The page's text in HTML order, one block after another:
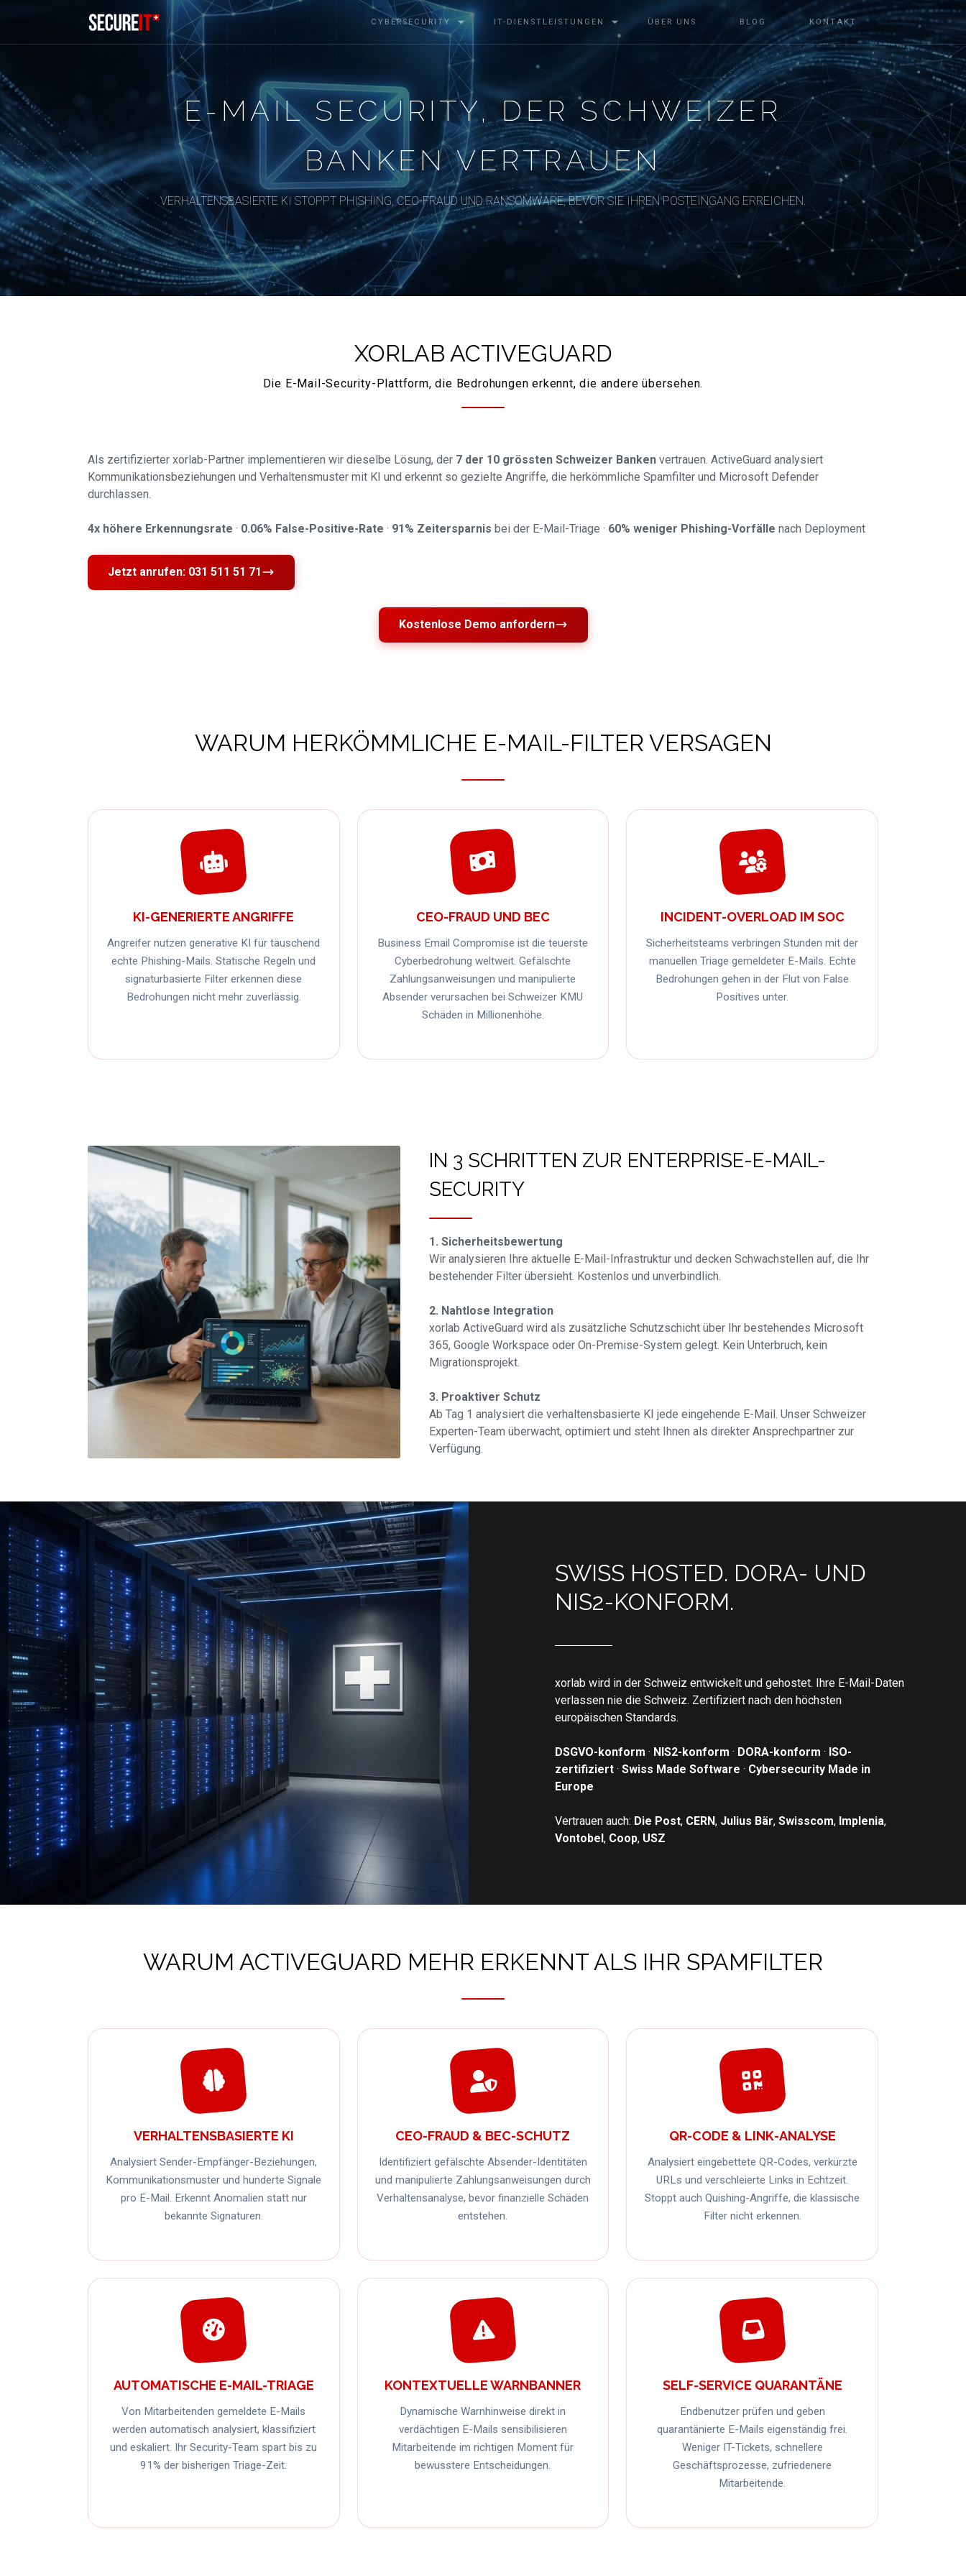
CYBERSECURITY IT-DIENSTLEISTUNGEN ÜBER UNS BLOG KONTAKT
E-MAIL SECURITY, DER SCHWEIZER
BANKEN VERTRAUEN
VERHALTENSBASIERTE KI STOPPT PHISHING, CEO-FRAUD UND RANSOMWARE, BEVOR SIE IHREN POSTEINGANG ERREICHEN.
XORLAB ACTIVEGUARD
Die E-Mail-Security-Plattform, die Bedrohungen erkennt, die andere übersehen.
Als zertifizierter xorlab-Partner implementieren wir dieselbe Lösung, der 7 der 10 grössten Schweizer Banken vertrauen. ActiveGuard analysiert
Kommunikationsbeziehungen und Verhaltensmuster mit KI und erkennt so gezielte Angriffe, die herkömmliche Spamfilter und Microsoft Defender
durchlassen.
4x höhere Erkennungsrate · 0.06% False-Positive-Rate · 91% Zeitersparnis bei der E-Mail-Triage · 60% weniger Phishing-Vorfälle nach Deployment
Jetzt anrufen: 031 511 51 71
Kostenlose Demo anfordern
WARUM HERKÖMMLICHE E-MAIL-FILTER VERSAGEN
KI-GENERIERTE ANGRIFFE
Angreifer nutzen generative KI für täuschend
echte Phishing-Mails. Statische Regeln und
signaturbasierte Filter erkennen diese
Bedrohungen nicht mehr zuverlässig.
CEO-FRAUD UND BEC
Business Email Compromise ist die teuerste
Cyberbedrohung weltweit. Gefälschte
Zahlungsanweisungen und manipulierte
Absender verursachen bei Schweizer KMU
Schäden in Millionenhöhe.
INCIDENT-OVERLOAD IM SOC
Sicherheitsteams verbringen Stunden mit der
manuellen Triage gemeldeter E-Mails. Echte
Bedrohungen gehen in der Flut von False
Positives unter.
IN 3 SCHRITTEN ZUR ENTERPRISE-E-MAIL-
SECURITY
1. Sicherheitsbewertung
Wir analysieren Ihre aktuelle E-Mail-Infrastruktur und decken Schwachstellen auf, die Ihr
bestehender Filter übersieht. Kostenlos und unverbindlich.
2. Nahtlose Integration
xorlab ActiveGuard wird als zusätzliche Schutzschicht über Ihr bestehendes Microsoft
365, Google Workspace oder On-Premise-System gelegt. Kein Unterbruch, kein
Migrationsprojekt.
3. Proaktiver Schutz
Ab Tag 1 analysiert die verhaltensbasierte KI jede eingehende E-Mail. Unser Schweizer
Experten-Team überwacht, optimiert und steht Ihnen als direkter Ansprechpartner zur
Verfügung.
SWISS HOSTED. DORA- UND
NIS2-KONFORM.
xorlab wird in der Schweiz entwickelt und gehostet. Ihre E-Mail-Daten
verlassen nie die Schweiz. Zertifiziert nach den höchsten
europäischen Standards.
DSGVO-konform · NIS2-konform · DORA-konform · ISO-
zertifiziert · Swiss Made Software · Cybersecurity Made in
Europe
Vertrauen auch: Die Post, CERN, Julius Bär, Swisscom, Implenia,
Vontobel, Coop, USZ
WARUM ACTIVEGUARD MEHR ERKENNT ALS IHR SPAMFILTER
VERHALTENSBASIERTE KI
Analysiert Sender-Empfänger-Beziehungen,
Kommunikationsmuster und hunderte Signale
pro E-Mail. Erkennt Anomalien statt nur
bekannte Signaturen.
CEO-FRAUD & BEC-SCHUTZ
Identifiziert gefälschte Absender-Identitäten
und manipulierte Zahlungsanweisungen durch
Verhaltensanalyse, bevor finanzielle Schäden
entstehen.
QR-CODE & LINK-ANALYSE
Analysiert eingebettete QR-Codes, verkürzte
URLs und verschleierte Links in Echtzeit.
Stoppt auch Quishing-Angriffe, die klassische
Filter nicht erkennen.
AUTOMATISCHE E-MAIL-TRIAGE
Von Mitarbeitenden gemeldete E-Mails
werden automatisch analysiert, klassifiziert
und eskaliert. Ihr Security-Team spart bis zu
91% der bisherigen Triage-Zeit.
KONTEXTUELLE WARNBANNER
Dynamische Warnhinweise direkt in
verdächtigen E-Mails sensibilisieren
Mitarbeitende im richtigen Moment für
bewusstere Entscheidungen.
SELF-SERVICE QUARANTÄNE
Endbenutzer prüfen und geben
quarantänierte E-Mails eigenständig frei.
Weniger IT-Tickets, schnellere
Geschäftsprozesse, zufriedenere
Mitarbeitende.